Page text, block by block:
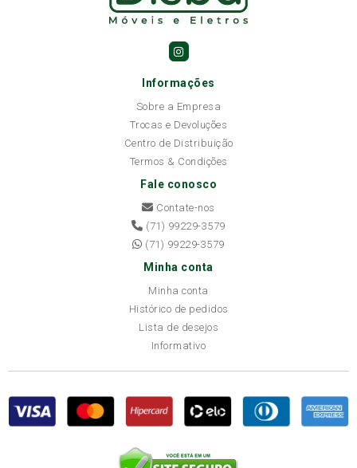
Informações
Sobre a Empresa
Trocas e Devoluções
Centro de Distribuição
Termos & Condições
Fale conosco
Contate-nos
(71) 99229-3579
(71) 99229-3579
Minha conta
Minha conta
Histórico de pedidos
Lista de desejos
Informativo